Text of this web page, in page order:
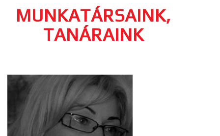
MUNKATÁRSAINK,
TANÁRAINK